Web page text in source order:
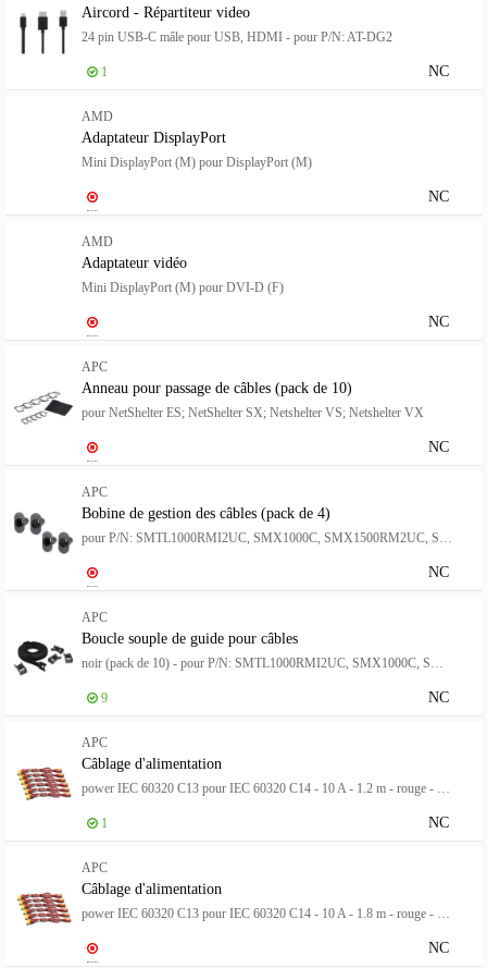
Aircord - Répartiteur video
24 pin USB-C mâle pour USB, HDMI - pour P/N: AT-DG2
NC
1
AMD
Adaptateur DisplayPort
Mini DisplayPort (M) pour DisplayPort (M)
NC
AMD
Adaptateur vidéo
Mini DisplayPort (M) pour DVI-D (F)
NC
APC
Anneau pour passage de câbles (pack de 10)
pour NetShelter ES; NetShelter SX; Netshelter VS; Netshelter VX
NC
APC
Bobine de gestion des câbles (pack de 4)
NC
APC
Boucle souple de guide pour câbles
NC
9
APC
Câblage d'alimentation
NC
1
APC
Câblage d'alimentation
NC